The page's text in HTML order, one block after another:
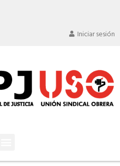
Iniciar sesión